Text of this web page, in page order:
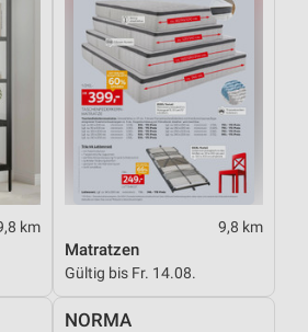
km 9,8 km
Matratzen
Gültig bis Fr. 14.08.
NORMA